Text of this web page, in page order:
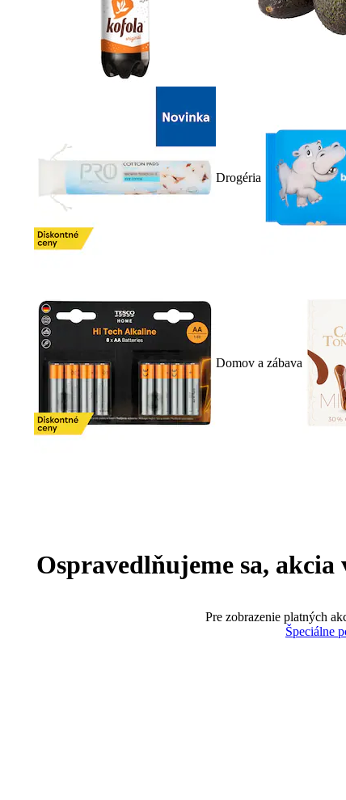
Drogéria
Domov a zábava
Ospravedlňujeme sa,
Pre zobrazenie platných
Špeciálne